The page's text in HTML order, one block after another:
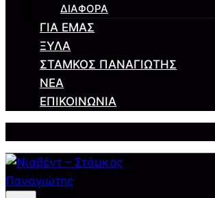
ΔΙΆΦΟΡΑ
ΓΙΑ ΕΜΆΣ
ΞΎΛΑ
ΣΤΆΜΚΟΣ ΠΑΝΑΓΙΏΤΗΣ
ΝΈΑ
ΕΠΙΚΟΙΝΩΝΊΑ